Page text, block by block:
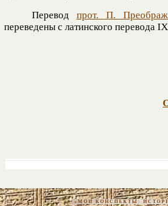
Перевод прот. П.
переведены с латинского перевода
«МОИ КОНСПЕКТЫ: